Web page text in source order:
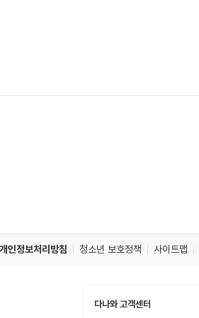
개인정보처리방침 청소년 보호정책 사이트맵
다나와 고객센터